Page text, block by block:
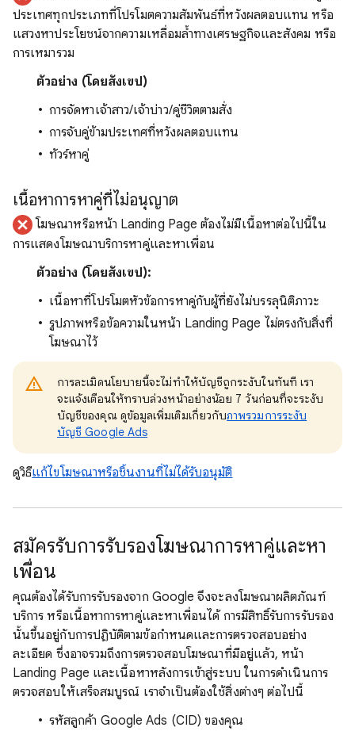
ประเทศทุกประเภทที่โปรโมตความสัมพันธ์ที่หวังผลตอบแทน หรือ
แสวงหาประโยชน์จากความเหลื่อมล้ำทางเศรษฐกิจและสังคม หรือ
การเหมารวม
ตัวอย่าง (โดยสังเขป)
การจัดหาเจ้าสาว/เจ้าบ่าว/คู่ชีวิตตามสั่ง
การจับคู่ข้ามประเทศที่หวังผลตอบแทน
ทัวร์หาคู่
เนื้อหาการหาคู่ที่ไม่อนุญาต
โฆษณาหรือหน้า Landing Page ต้องไม่มีเนื้อหาต่อไปนี้ใน
การแสดงโฆษณาบริการหาคู่และหาเพื่อน
ตัวอย่าง (โดยสังเขป):
เนื้อหาที่โปรโมตหัวข้อการหาคู่กับผู้ที่ยังไม่บรรลุนิติภาวะ
รูปภาพหรือข้อความในหน้า Landing Page ไม่ตรงกับสิ่งที่
โฆษณาไว้
การละเมิดนโยบายนี้จะไม่ทำให้บัญชีถูกระงับในทันที เรา
จะแจ้งเตือนให้ทราบล่วงหน้าอย่างน้อย 7 วันก่อนที่จะระงับ
บัญชีของคุณ ดูข้อมูลเพิ่มเติมเกี่ยวกับภาพรวมการระงับ
บัญชี Google Ads
ดูวิธีแก้ไขโฆษณาหรือชิ้นงานที่ไม่ได้รับอนุมัติ
สมัครรับการรับรองโฆษณาการหาคู่และหา
เพื่อน
คุณต้องได้รับการรับรองจาก Google จึงจะลงโฆษณาผลิตภัณฑ์
บริการ หรือเนื้อหาการหาคู่และหาเพื่อนได้ การมีสิทธิ์รับการรับรอง
นั้นขึ้นอยู่กับการปฏิบัติตามข้อกำหนดและการตรวจสอบอย่าง
ละเอียด ซึ่งอาจรวมถึงการตรวจสอบโฆษณาที่มีอยู่แล้ว, หน้า
Landing Page และเนื้อหาหลังการเข้าสู่ระบบ ในการดำเนินการ
ตรวจสอบให้เสร็จสมบูรณ์ เราจำเป็นต้องใช้สิ่งต่างๆ ต่อไปนี้
รหัสลูกค้า Google Ads (CID) ของคุณ